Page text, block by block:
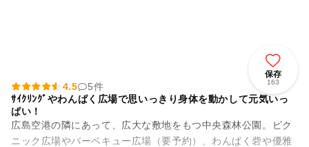
保存
163
4.5
5件
ｻｲｸﾘﾝｸﾞやわんぱく広場で思いっきり身体を動かして元気いっ
ぱい！
広島空港の隣にあって、広大な敷地をもつ中央森林公園。ピク
ニック広場やバーベキュー広場（要予約）、わんぱく砦や優雅